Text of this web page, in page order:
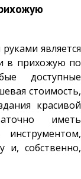
является
в прихожую по
доступные
стоимость,
красивой
иметь
и, собственно,